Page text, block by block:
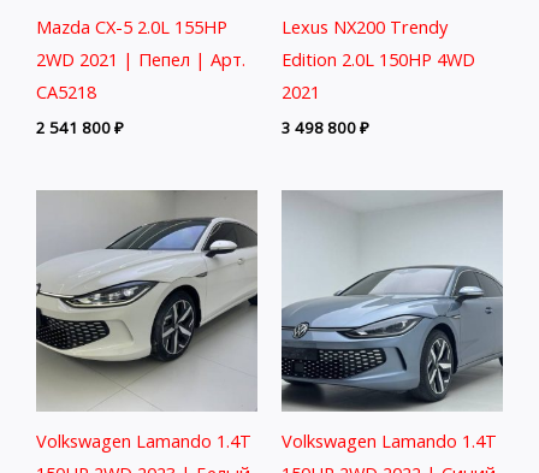
Mazda CX-5 2.0L 155HP
2WD 2021 | Пепел | Арт.
CA5218
2 541 800₽
Lexus NX200 Trendy
Edition 2.0L 150HP 4WD
2021
3 498 800₽
Volkswagen Lamando 1.4T
Volkswagen Lamando 1.4T